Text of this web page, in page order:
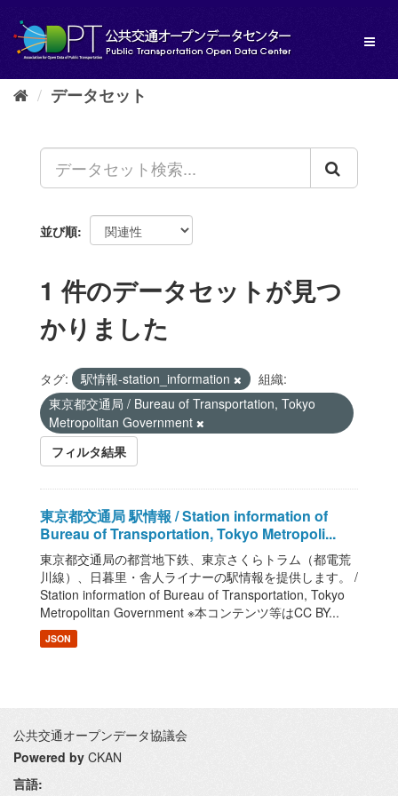
し
データセット
並び順
1 件のデータセットが見つ
かりました
タグ: 駅情報-station_information
組織:
東京都交通局 / Bureau of Transportation, Tokyo
Metropolitan Government
フィルタ結果
東京都交通局 駅情報 / Station information of
Bureau of Transportation, Tokyo Metropoli...
東京都交通局の都営地下鉄、東京さくらトラム（都電荒
川線）、日暮里・舎人ライナーの駅情報を提供します。 /
Station information of Bureau of Transportation, Tokyo
Metropolitan Government ※本コンテンツ等はCC BY...
JSON
公共交通オープンデータ協議会
Powered by CKAN
言語